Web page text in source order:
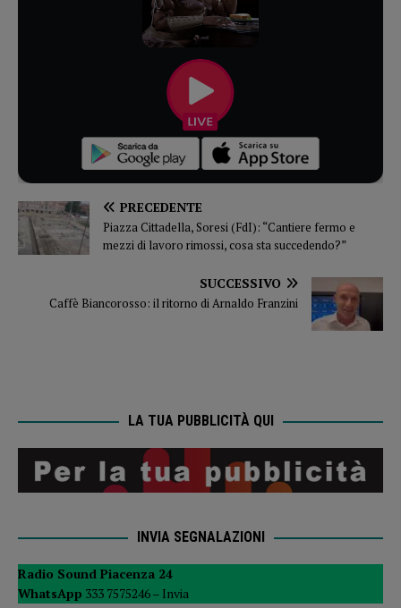
PRECEDENTE
Piazza Cittadella, Soresi (FdI): “Cantiere fermo e
mezzi di lavoro rimossi, cosa sta succedendo?”
SUCCESSIVO
Caffè Biancorosso: il ritorno di Arnaldo Franzini
LA TUA PUBBLICITÀ QUI
INVIA SEGNALAZIONI
Radio Sound Piacenza 24
WhatsApp 333 7575246 – Invia